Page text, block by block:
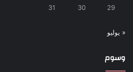
29
30
31
« يوليو
وسوم